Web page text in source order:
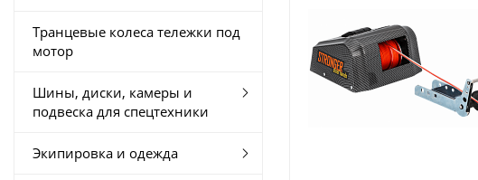
Транцевые колеса тележки под
мотор
Шины, диски, камеры и
подвеска для спецтехники
Экипировка и одежда